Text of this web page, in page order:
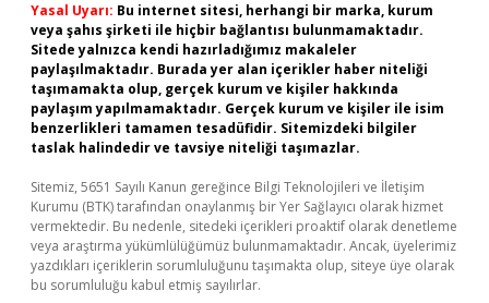
Yasal Uyarı: Bu internet sitesi, herhangi bir marka, kurum
veya şahıs şirketi ile hiçbir bağlantısı bulunmamaktadır.
Sitede yalnızca kendi hazırladığımız makaleler
paylaşılmaktadır. Burada yer alan içerikler haber niteliği
taşımamakta olup, gerçek kurum ve kişiler hakkında
paylaşım yapılmamaktadır. Gerçek kurum ve kişiler ile isim
benzerlikleri tamamen tesadüfidir. Sitemizdeki bilgiler
taslak halindedir ve tavsiye niteliği taşımazlar.
Sitemiz, 5651 Sayılı Kanun gereğince Bilgi Teknolojileri ve İletişim
Kurumu (BTK) tarafından onaylanmış bir Yer Sağlayıcı olarak hizmet
vermektedir. Bu nedenle, sitedeki içerikleri proaktif olarak denetleme
veya araştırma yükümlülüğümüz bulunmamaktadır. Ancak, üyelerimiz
yazdıkları içeriklerin sorumluluğunu taşımakta olup, siteye üye olarak
bu sorumluluğu kabul etmiş sayılırlar.